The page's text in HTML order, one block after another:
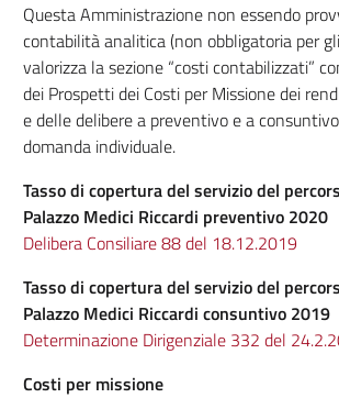
Questa Amministrazione non essendo
contabilità analitica (non obbligatoria per
valorizza la sezione “costi contabilizzati”
dei Prospetti dei Costi per Missione dei
e delle delibere a preventivo e a
domanda individuale.
Tasso di copertura del servizio del
Palazzo Medici Riccardi preventivo 2020
Delibera Consiliare 88 del 18.12.2019
Tasso di copertura del servizio del
Palazzo Medici Riccardi consuntivo 2019
Determinazione Dirigenziale 332 del
Costi per missione